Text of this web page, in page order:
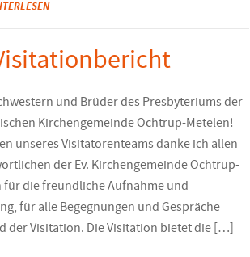
und Brüder des Presbyteriums der
Kirchengemeinde Ochtrup-Metelen!
unseres Visitatorenteams danke ich allen
der Ev. Kirchengemeinde Ochtrup-
für die freundliche Aufnahme und
für alle Begegnungen und Gespräche
der Visitation. Die Visitation bietet die […]